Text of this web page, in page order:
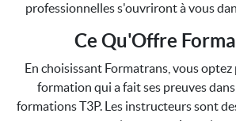
professionnelles s'ouvriront à vous
Ce Qu'Offre
En choisissant Formatrans, vous
formation qui a fait ses preuves
formations T3P. Les instructeurs sont